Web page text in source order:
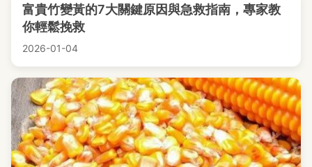
富貴竹變黃的7大關鍵原因與急救指南，專家教
你輕鬆挽救
2026-01-04